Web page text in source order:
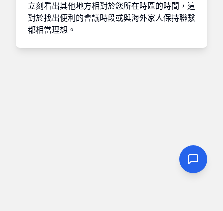
立刻看出其他地方相對於您所在時區的時間，這
對於找出便利的會議時段或與海外家人保持聯繫
都相當理想。